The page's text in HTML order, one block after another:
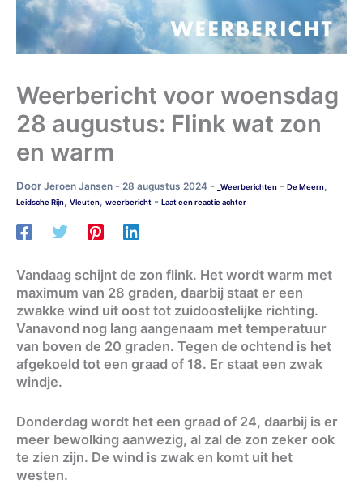
Weerbericht voor woensdag
28 augustus: Flink wat zon
en warm
Door Jeroen Jansen - 28 augustus 2024 - _Weerberichten - De Meern,
Leidsche Rijn, Vleuten, weerbericht - Laat een reactie achter
Vandaag schijnt de zon flink. Het wordt warm met
maximum van 28 graden, daarbij staat er een
zwakke wind uit oost tot zuidoostelijke richting.
Vanavond nog lang aangenaam met temperatuur
van boven de 20 graden. Tegen de ochtend is het
afgekoeld tot een graad of 18. Er staat een zwak
windje.
Donderdag wordt het een graad of 24, daarbij is er
meer bewolking aanwezig, al zal de zon zeker ook
te zien zijn. De wind is zwak en komt uit het
westen.